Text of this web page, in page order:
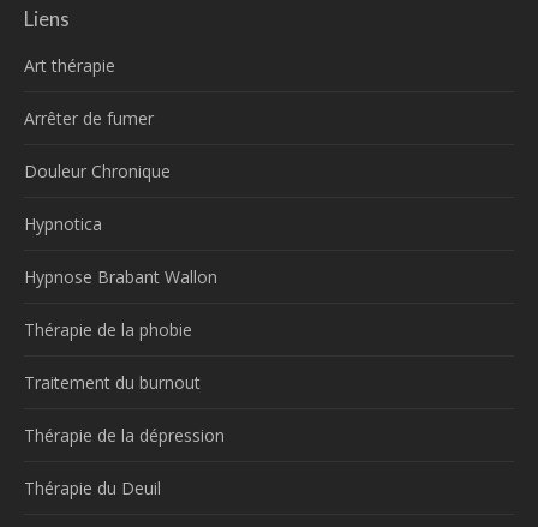
Liens
Art thérapie
Arrêter de fumer
Douleur Chronique
Hypnotica
Hypnose Brabant Wallon
Thérapie de la phobie
Traitement du burnout
Thérapie de la dépression
Thérapie du Deuil